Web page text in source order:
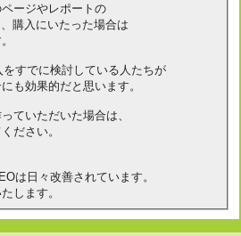
ージやレポートの
購入にいたった場合は
すでに検討している人たちが
も効果的だと思います。
ていただいた場合は、
ださい。
は日々改善されています。
します。